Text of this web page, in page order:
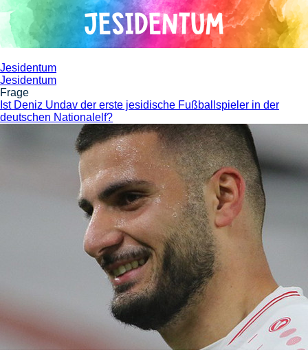
Direkt
zum
Inhalt
JESIDENTUM
Jesidentum
Jesidentum
Frage
Ist Deniz Undav der erste jesidische Fußballspieler in der
deutschen Nationalelf?